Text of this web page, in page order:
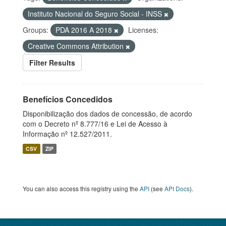
Instituto Nacional do Seguro Social - INSS
Groups:
PDA 2016 A 2018
Licenses:
Creative Commons Attribution
Filter Results
Benefícios Concedidos
Disponibilização dos dados de concessão, de acordo
com o Decreto nº 8.777/16 e Lei de Acesso à
Informação nº 12.527/2011.
CSV ZIP
You can also access this registry using the API (see API Docs).